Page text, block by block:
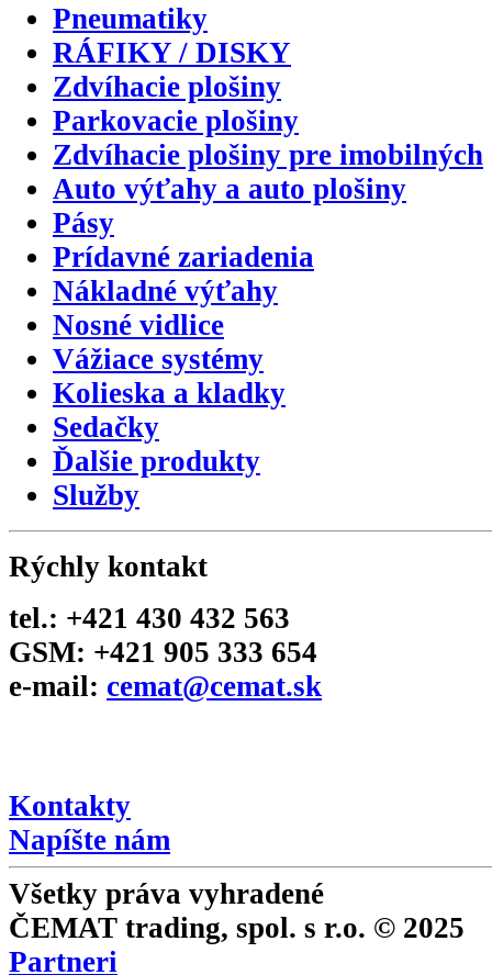
Pneumatiky
RÁFIKY / DISKY
Zdvíhacie plošiny
Parkovacie plošiny
Zdvíhacie plošiny pre imobilných
Auto výťahy a auto plošiny
Pásy
Prídavné zariadenia
Nákladné výťahy
Nosné vidlice
Vážiace systémy
Kolieska a kladky
Sedačky
Ďalšie produkty
Služby
Rýchly kontakt
tel.: +421 430 432 563
GSM: +421 905 333 654
e-mail: cemat@cemat.sk
Kontakty
Napíšte nám
Všetky práva vyhradené
ČEMAT trading, spol. s r.o. © 2025
Partneri